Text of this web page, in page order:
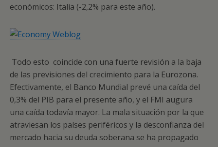
económicos: Italia (-2,2% para este año).
Todo esto coincide con una fuerte revisión a la baja
de las previsiones del crecimiento para la Eurozona.
Efectivamente, el Banco Mundial prevé una caída del
0,3% del PIB para el presente año, y el FMI augura
una caída todavía mayor. La mala situación por la que
atraviesan los países periféricos y la desconfianza del
mercado hacia su deuda soberana se ha propagado